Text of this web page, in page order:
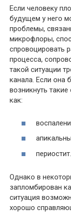
Если человеку
будущем у него
проблемы,
микрофлоры,
спровоцировать
процесса,
такой ситуации
канала. Если она
возникнуть
как:
периостит.
Однако в
запломбирован
ситуация
хорошо